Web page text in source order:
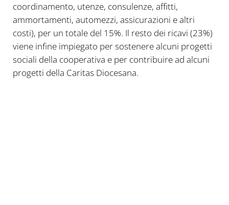
coordinamento, utenze, consulenze, affitti,
ammortamenti, automezzi, assicurazioni e altri
costi), per un totale del 15%. Il resto dei ricavi (23%)
viene infine impiegato per sostenere alcuni progetti
sociali della cooperativa e per contribuire ad alcuni
progetti della Caritas Diocesana.